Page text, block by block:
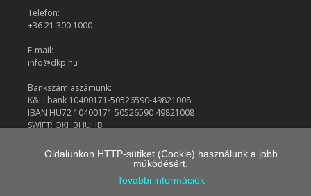
Telefon:
+36 21 300 1000
E-mail:
info@dkp.hu
Bankszámlaszámunk:
K&H bank 10400171-50526590-49821008
IBAN HU72 10400171 50526590 49821008
SWIFT: OKHBHUHB
© 2026 Demokratikus Koalíció
Oldalunkon HTTP-sütiket (Cookie) használunk a jobb
működésért.
További információk